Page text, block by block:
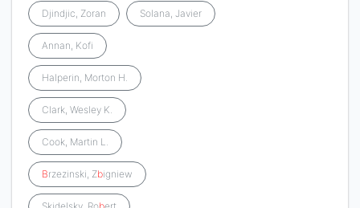
Djindjic, Zoran Solana, Javier
Annan, Kofi
Halperin, Morton H.
Clark, Wesley K.
Cook, Martin L.
Brzezinski, Zbigniew